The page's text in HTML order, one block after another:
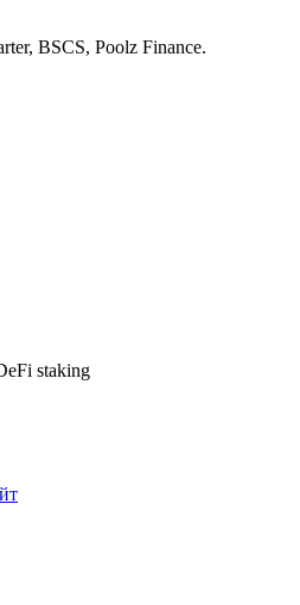
BSCS, Poolz Finance.
staking